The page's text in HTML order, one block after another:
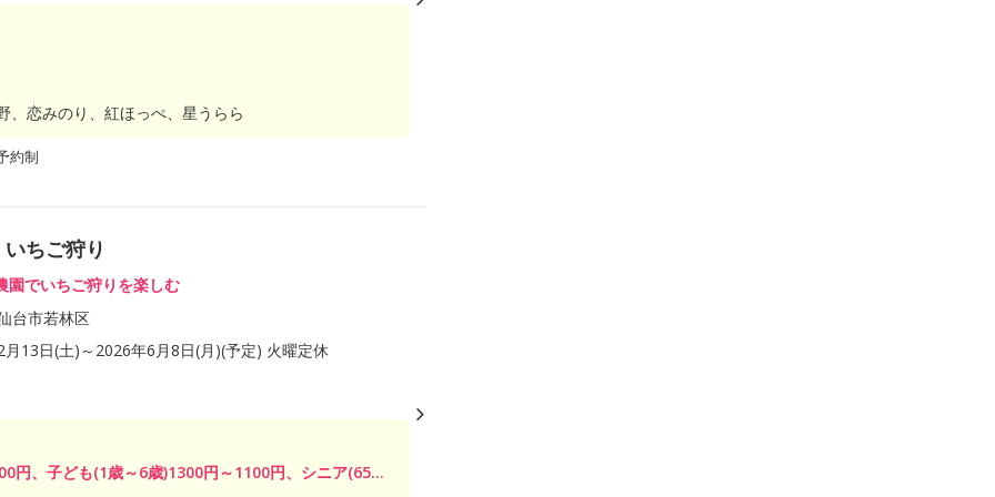
、恋みのり、紅ほっぺ、星うらら
約制
ちご狩り
園でいちご狩りを楽しむ
台市若林区
13日(土)～2026年6月8日(月)(予定) 火曜定休
円、子ども(1歳～6歳)1300円～1100円、シニア(65...